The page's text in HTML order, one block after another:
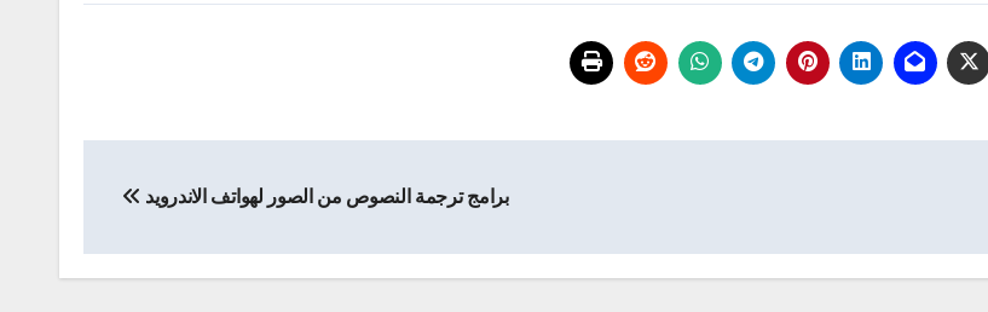
برامج ترجمة النصوص من الصور لهواتف الاندرويد